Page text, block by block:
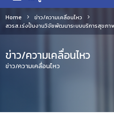
Home
ข่าว/ความเคลื่อนไหว
สวรส.เร่งปั้นงานวิจัยพัฒนาระบบบริการสุขภ
ข่าว/ความเคลื่อนไหว
ข่าว/ความเคลื่อนไหว